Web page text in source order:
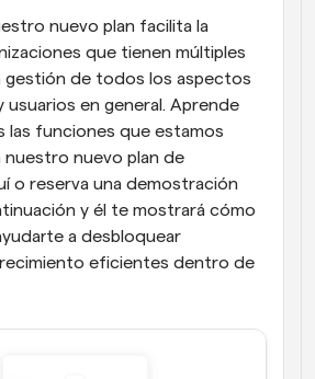
nuevo plan facilita la
que tienen múltiples
gestión de todos los aspectos
usuarios en general. Aprende
las funciones que estamos
nuevo plan de
o reserva una demostración
y él te mostrará cómo
a desbloquear
eficientes dentro de